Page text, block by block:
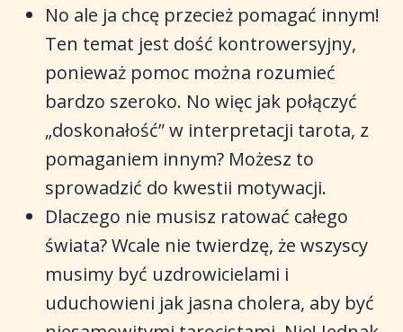
No ale ja chcę przecież pomagać innym!
Ten temat jest dość kontrowersyjny,
ponieważ pomoc można rozumieć
bardzo szeroko. No więc jak połączyć
„doskonałość” w interpretacji tarota, z
pomaganiem innym? Możesz to
sprowadzić do kwestii motywacji.
Dlaczego nie musisz ratować całego
świata? Wcale nie twierdzę, że wszyscy
musimy być uzdrowicielami i
uduchowieni jak jasna cholera, aby być